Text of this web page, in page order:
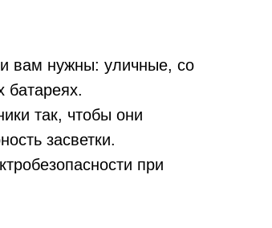
вам нужны: уличные, со
батареях.
так, чтобы они
засветки.
при